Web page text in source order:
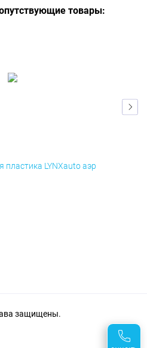
товары:
пластика LYNXauto аэр
защищены.